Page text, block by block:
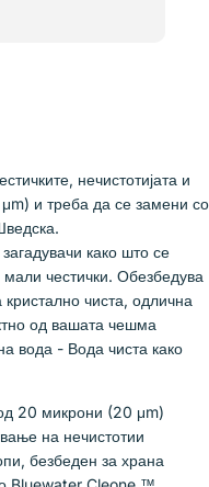
нечистотијата и
и треба да се замени со
како што се
мали честички. Обезбедува
чиста, одлична
од вашата чешма
вода - Вода чиста како
20 микрони (20 μm)
на нечистотии
безбеден за храна